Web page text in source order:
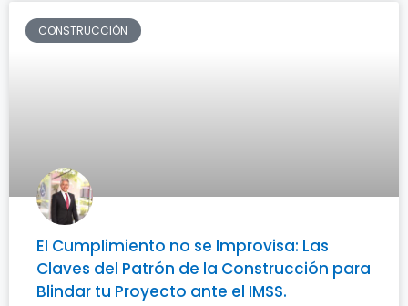
CONSTRUCCIÓN
El Cumplimiento no se Improvisa: Las
Claves del Patrón de la Construcción para
Blindar tu Proyecto ante el IMSS.